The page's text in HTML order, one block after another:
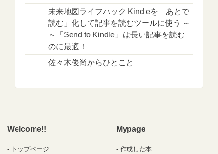
未来地図ライフハック Kindleを「あとで
読む」化して記事を読むツールに使う ～
～「Send to Kindle」は長い記事を読む
のに最適！
佐々木俊尚からひとこと
Welcome!!
トップページ
Mypage
作成した本